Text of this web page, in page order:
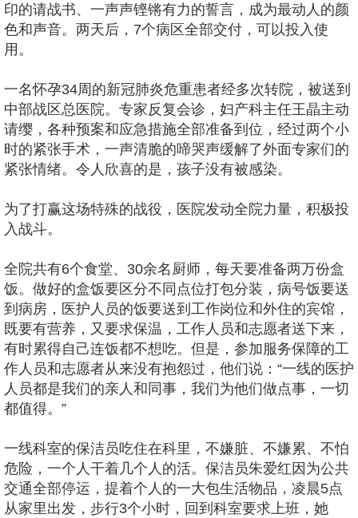
印的请战书、一声声铿锵有力的誓言，成为最动人的颜
色和声音。两天后，7个病区全部交付，可以投入使
用。
一名怀孕34周的新冠肺炎危重患者经多次转院，被送到
中部战区总医院。专家反复会诊，妇产科主任王晶主动
请缨，各种预案和应急措施全部准备到位，经过两个小
时的紧张手术，一声清脆的啼哭声缓解了外面专家们的
紧张情绪。令人欣喜的是，孩子没有被感染。
为了打赢这场特殊的战役，医院发动全院力量，积极投
入战斗。
全院共有6个食堂、30余名厨师，每天要准备两万份盒
饭。做好的盒饭要区分不同点位打包分装，病号饭要送
到病房，医护人员的饭要送到工作岗位和外住的宾馆，
既要有营养，又要求保温，工作人员和志愿者送下来，
有时累得自己连饭都不想吃。但是，参加服务保障的工
作人员和志愿者从来没有抱怨过，他们说：“一线的医护
人员都是我们的亲人和同事，我们为他们做点事，一切
都值得。”
一线科室的保洁员吃住在科里，不嫌脏、不嫌累、不怕
危险，一个人干着几个人的活。保洁员朱爱红因为公共
交通全部停运，提着个人的一大包生活物品，凌晨5点
从家里出发，步行3个小时，回到科室要求上班，她